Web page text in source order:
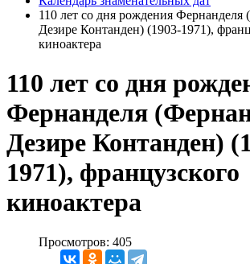
110 лет со дня рождения
Дезире Контанден) (1903-1971),
киноактера
110 лет со дня
Фернанделя
Дезире Контанден)
1971), французского
киноактера
Просмотров: 405